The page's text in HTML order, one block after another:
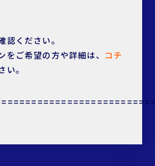
認ください。
をご希望の方や詳細は、 コチ
。